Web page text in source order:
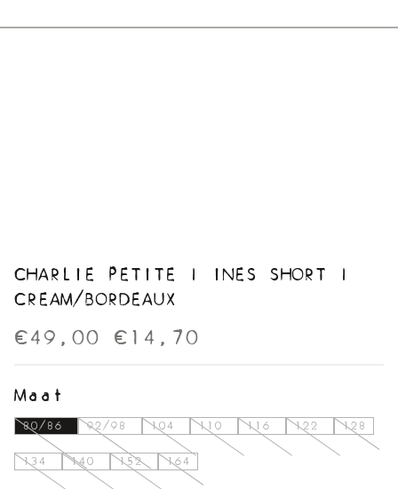
CHARLIE PETITE | INES SHORT |
CREAM/BORDEAUX
€49,00 €14,70
Maat
80/86 92/98 104 110 116 122 128
134 140 152 164